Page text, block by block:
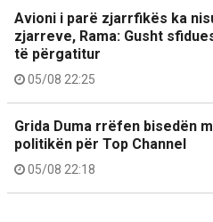
Avioni i parë zjarrfikës ka
zjarreve, Rama: Gusht
të përgatitur
05/08 22:25
Grida Duma rrëfen bisedën
politikën për Top Channel
05/08 22:18